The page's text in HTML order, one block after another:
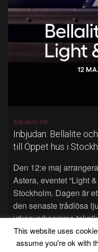
2026-04-02 | FSF
Inbjudan: Bellalite
till Öppet hus i
Den 12:e maj
Astera, eventet “Light
Stockholm. Dagen är
den senaste trådlösa
yrkesverksamma
Läs mer…
This website uses
assume you're ok with